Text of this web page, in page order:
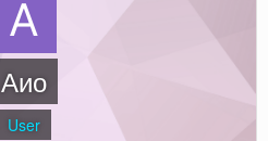
Аио
User